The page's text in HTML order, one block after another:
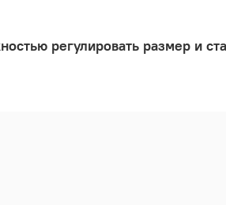
регулировать размер и